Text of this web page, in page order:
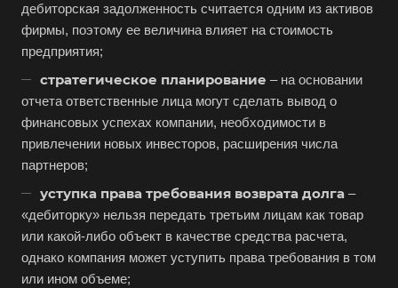
дебиторская задолженность считается одним из активов
фирмы, поэтому ее величина влияет на стоимость
предприятия;
стратегическое планирование – на основании
отчета ответственные лица могут сделать вывод о
финансовых успехах компании, необходимости в
привлечении новых инвесторов, расширения числа
партнеров;
уступка права требования возврата долга –
«дебиторку» нельзя передать третьим лицам как товар
или какой-либо объект в качестве средства расчета,
однако компания может уступить права требования в том
или ином объеме;